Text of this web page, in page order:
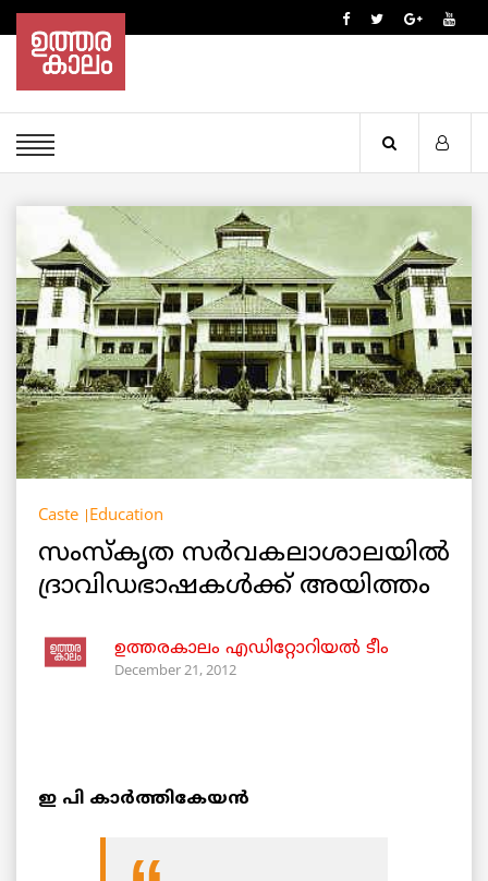
Caste Education
സംസ്കൃത സര്‍വകലാശാലയില്‍
ദ്രാവിഡഭാഷകള്‍ക്ക് അയിത്തം
ഉത്തരകാലം എഡിറ്റോറിയല്‍ ടീം
December 21, 2012
ഇ പി കാര്‍ത്തികേയന്‍